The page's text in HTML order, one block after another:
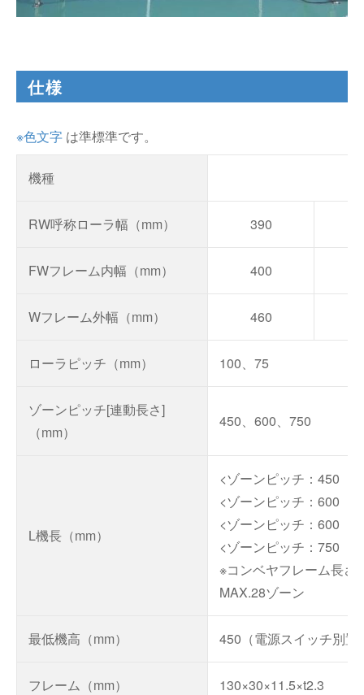
仕様
※色文字 は準標準です。
機種
RW呼称ローラ幅（mm） 390
FWフレーム内幅（mm） 400
Wフレーム外幅（mm） 460
ローラピッチ（mm） 100、75
ゾーンピッチ[連動長さ]
（mm）
450、600、750
L機長（mm）
<ゾーンピッチ：450
<ゾーンピッチ：600
<ゾーンピッチ：600
<ゾーンピッチ：750
※コンベヤフレーム長
MAX.28ゾーン
最低機高（mm） 450（電源スイッチ別置
フレーム（mm） 130×30×11.5×t2.3